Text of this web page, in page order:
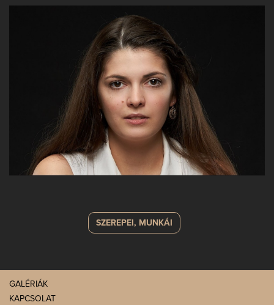
SZEREPEI, MUNKÁI
GALÉRIÁK
KAPCSOLAT